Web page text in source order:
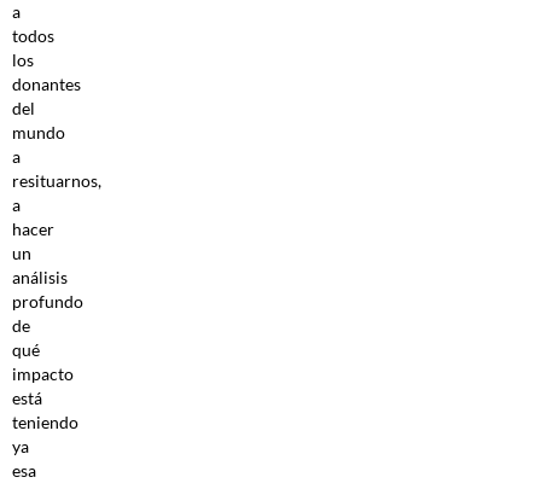
a
todos
los
donantes
del
mundo
a
resituarnos,
a
hacer
un
análisis
profundo
de
qué
impacto
está
teniendo
ya
esa